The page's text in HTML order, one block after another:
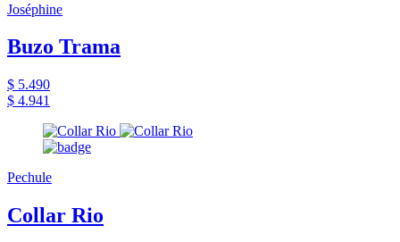
Joséphine
Buzo Trama
$ 5.490
$ 4.941
Pechule
Collar Rio